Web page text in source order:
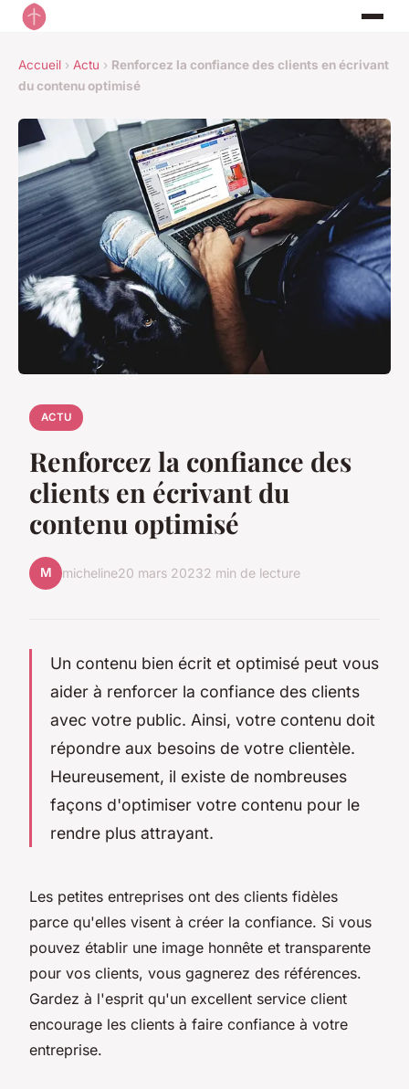
Accueil › Actu › Renforcez la confiance des clients en écrivant
du contenu optimisé
ACTU
Renforcez la confiance des
clients en écrivant du
contenu optimisé
M micheline20 mars 20232 min de lecture
Un contenu bien écrit et optimisé peut vous
aider à renforcer la confiance des clients
avec votre public. Ainsi, votre contenu doit
répondre aux besoins de votre clientèle.
Heureusement, il existe de nombreuses
façons d'optimiser votre contenu pour le
rendre plus attrayant.
Les petites entreprises ont des clients fidèles
parce qu'elles visent à créer la confiance. Si vous
pouvez établir une image honnête et transparente
pour vos clients, vous gagnerez des références.
Gardez à l'esprit qu'un excellent service client
encourage les clients à faire confiance à votre
entreprise.